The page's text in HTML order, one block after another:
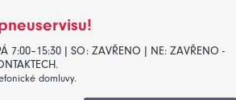
7:00–15:30 | SO: ZAVŘENO | NE: ZAVŘENO -
domluvy.